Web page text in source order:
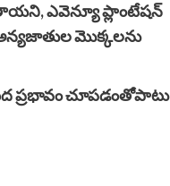
ఎవెన్యూ ప్లాంటేషన్
మొక్కలను
ప్రభావం చూపడంతోపాటు